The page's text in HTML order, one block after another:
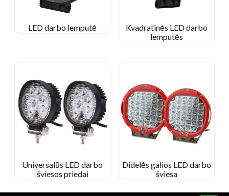
LED darbo lemputė
Kvadratinės LED darbo
lemputės
Universalūs LED darbo
šviesos priedai
Didelės galios LED darbo
šviesa